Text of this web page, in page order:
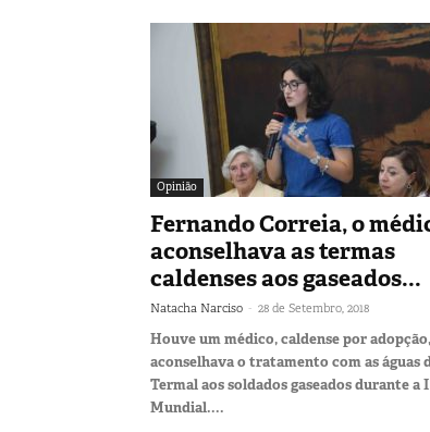
Opinião
Fernando Correia, o
aconselhava as termas
caldenses aos gaseados...
Natacha Narciso - 28 de Setembro, 2018
Houve um médico, caldense por
aconselhava o tratamento com as águas
Termal aos soldados gaseados durante a
Mundial....